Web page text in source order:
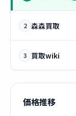
2 森森買取
3 買取wiki
価格推移